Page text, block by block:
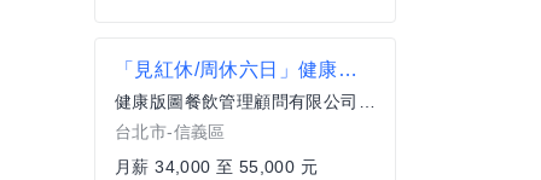
「見紅休/周休六日」健康餐盒(信義世貿區)正職/儲備幹
健康版圖餐飲管理顧問有限公司｜世貿餐盒
台北市-信義區
月薪 34,000 至 55,000 元